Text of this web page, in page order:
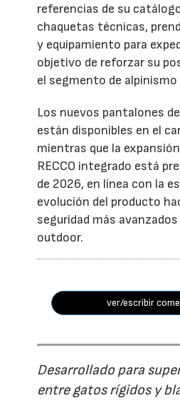
referencias de su
chaquetas técnicas,
y equipamiento para
objetivo de reforzar su
el segmento de
Los nuevos pantalones
están disponibles en el
mientras que la
RECCO integrado está
de 2026, en línea con la
evolución del producto
seguridad más
outdoor.
ver/escribir
Desarrollado para
entre gatos rígidos y